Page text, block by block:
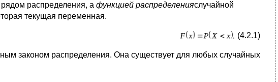
распределения, а функцией распределенияслучайной
текущая переменная.
(4.2.1)
законом распределения. Она существует для любых случайных